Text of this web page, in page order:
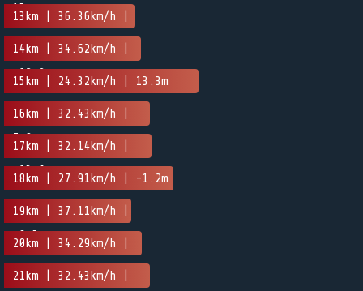
15m
13km | 36.36km/h |
-2.2m
14km | 34.62km/h |
-12.2m
15km | 24.32km/h | 13.3m
16km | 32.43km/h |
7.9m
17km | 32.14km/h |
-13.6m
18km | 27.91km/h | -1.2m
19km | 37.11km/h |
-9.5m
20km | 34.29km/h |
-7.1m
21km | 32.43km/h |